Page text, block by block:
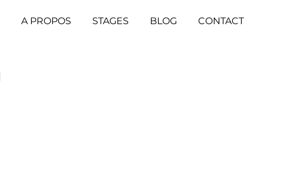
A PROPOS STAGES BLOG CONTACT